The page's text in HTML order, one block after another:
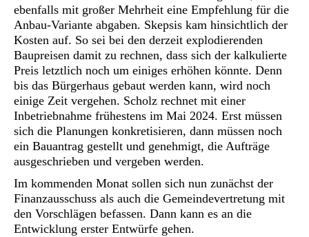
ebenfalls mit großer Mehrheit eine Empfehlung für die
Anbau-Variante abgaben. Skepsis kam hinsichtlich der
Kosten auf. So sei bei den derzeit explodierenden
Baupreisen damit zu rechnen, dass sich der kalkulierte
Preis letztlich noch um einiges erhöhen könnte. Denn
bis das Bürgerhaus gebaut werden kann, wird noch
einige Zeit vergehen. Scholz rechnet mit einer
Inbetriebnahme frühestens im Mai 2024. Erst müssen
sich die Planungen konkretisieren, dann müssen noch
ein Bauantrag gestellt und genehmigt, die Aufträge
ausgeschrieben und vergeben werden.
Im kommenden Monat sollen sich nun zunächst der
Finanzausschuss als auch die Gemeindevertretung mit
den Vorschlägen befassen. Dann kann es an die
Entwicklung erster Entwürfe gehen.